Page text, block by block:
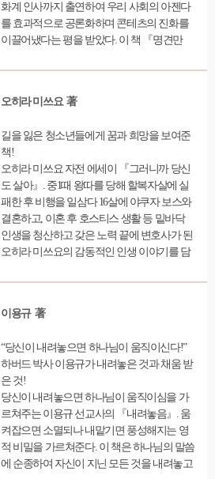
화계 인사까지 출연하여 우리 사회의 아젠다
를 효과적으로 공론화하며 콘테츠의 진화를
이끌어냈다는 평을 받았다. 이 책 『명견만
주요 키워드들 중 ‘정치, 생애, 직업, 탐구
어난 대담한 상상력으로, 앞으로 우리가 만들
놀라운 제안들을 던지고 있다. 정치파트에서
는 전 세계에 불어닥친 시민 직접참여의 열풍
을 통해 개인의 일생에 미치는 정치 시스템의
변화를 다루고, 갈등을 해결하며 사회적 합의
를 이끌어내는 ‘합의의 기술’의 중요성, 가치,
나아갈 길을 모색한다. 생애 파트에서는 장수
혁명 시대에 맞는 새로운 생애 지도를 제안하
고, 새롭게 등장한 ‘제3연령기’에 대한 대비책
른 선택을 들여다보고, 탐구 파트에서는 인간
을 인간갑게 하는 특징이자 한 사회의 성장을
롭게 요구되는 데이터 마인드와 컴퓨터적 사
고력 등이 무엇인지 분석하며 데이터 빅뱅 시
대를 헤쳐나갈 혜안을 제시한다. 책은 이렇게
각 주제마다 저인망식 자료조사를 바탕으로
한 탄탄한 취재와 풍부한 국내외 분석 사례,
세계적 기관과 연구소, 전문가들의 데이터를
바탕으로 해당 이슈에 접근하는 균형 잡힌 길
을 안내한다. 글의 말미에는 제작진이 방송에
오히라 미쓰요 著
길을 잃은 청소년들에게 꿈과 희망을 보여준
책!
오히라 미쓰요 자전 에세이 『그러니까 당신
도 살아』. 중1때 왕따를 당해 할복자살에 실
패한 후 비행을 일삼다 16살에 야쿠자 보스와
결혼하고, 이혼 후 호스티스 생활 등 밑바닥
인생을 청산하고 갖은 노력 끝에 변호사가 된
오히라 미쓰요의 감동적인 인생 이야기를 담
야기한 자전적 에세이로 일본에서 출간 2개월
이용규 著
“당신이 내려놓으면 하나님이 움직이신다!”
하버드 박사 이용규가 내려놓은 것과 채움 받
은 것!
당신이 내려놓으면 하나님이 움직이심을 가
르쳐주는 이용규 선교사의 『내려놓음』. 움
켜잡으면 소멸되나 내맡기면 풍성해지는 영
적 비밀을 가르쳐준다. 이 책은 하나님의 말씀
에 순종하여 자신이 지닌 모든 것을 내려놓고